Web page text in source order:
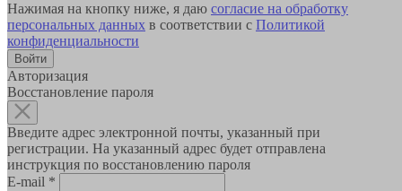
Нажимая на кнопку ниже, я даю согласие на обработку
персональных данных в соответствии с Политикой
конфиденциальности
Авторизация
Восстановление пароля
Введите адрес электронной почты, указанный при
регистрации. На указанный адрес будет отправлена
инструкция по восстановлению пароля
E-mail *